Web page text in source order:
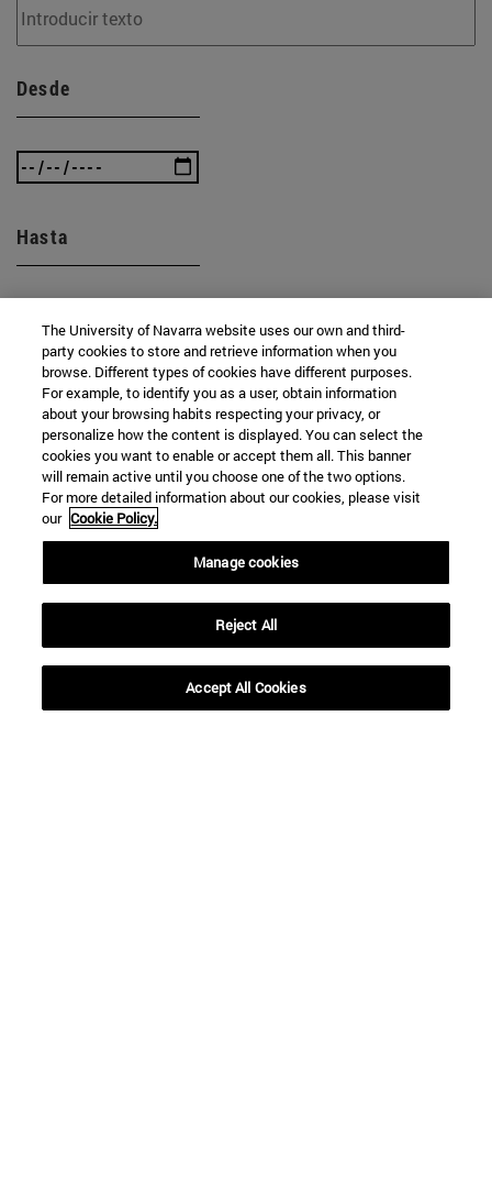
Desde
Hasta
BUSCAR
The University of Navarra website uses our own and third-
party cookies to store and retrieve information when you
browse. Different types of cookies have different purposes.
For example, to identify you as a user, obtain information
about your browsing habits respecting your privacy, or
personalize how the content is displayed. You can select the
cookies you want to enable or accept them all. This banner
will remain active until you choose one of the two options.
For more detailed information about our cookies, please visit
our Cookie Policy.
Manage cookies
Reject All
Accept All Cookies